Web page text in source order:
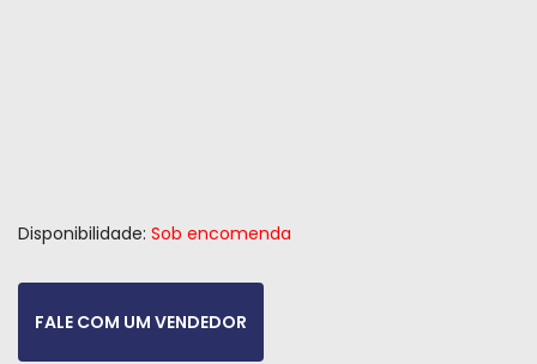
Disponibilidade: Sob encomenda
FALE COM UM VENDEDOR